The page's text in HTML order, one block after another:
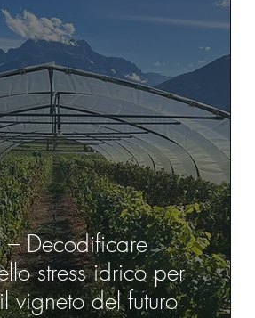
– Decodificare
stress idrico per
vigneto del futuro